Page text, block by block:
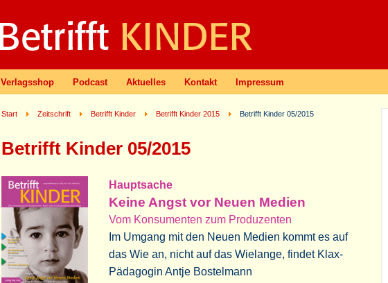
Verlagsshop Podcast Aktuelles Kontakt Impressum
Start Zeitschrift Betrifft Kinder Betrifft Kinder 2015 Betrifft Kinder 05/2015
Betrifft Kinder 05/2015
Hauptsache
Keine Angst vor Neuen Medien
Vom Konsumenten zum Produzenten
Im Umgang mit den Neuen Medien kommt es auf
das Wie an, nicht auf das Wielange, findet Klax-
Pädagogin Antje Bostelmann